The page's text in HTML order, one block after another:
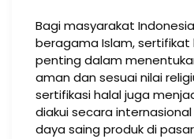
Bagi masyarakat
beragama Islam,
penting dalam
aman dan sesuai nilai
sertifikasi halal juga
diakui secara
daya saing produk di